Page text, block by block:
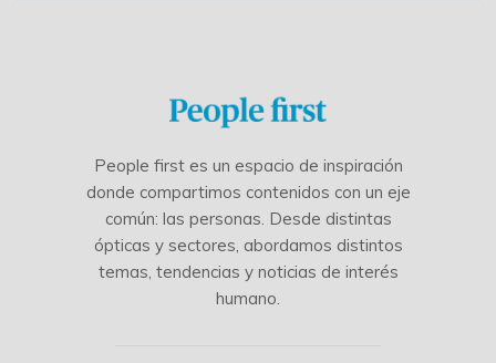
People first es un espacio de inspiración
donde compartimos contenidos con un eje
común: las personas. Desde distintas
ópticas y sectores, abordamos distintos
temas, tendencias y noticias de interés
humano.